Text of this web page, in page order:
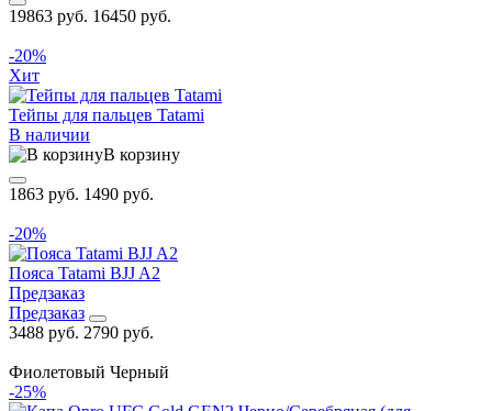
19863 руб. 16450 руб.
-20%
Хит
Тейпы для пальцев Tatami
В наличии
В корзину
1863 руб. 1490 руб.
-20%
Пояса Tatami BJJ A2
Предзаказ
Предзаказ
3488 руб. 2790 руб.
Фиолетовый Черный
-25%